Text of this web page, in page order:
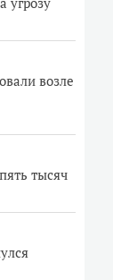
возле
тысяч